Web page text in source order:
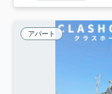
アパート